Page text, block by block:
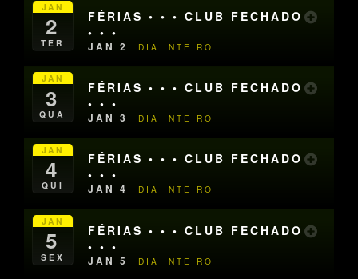
JAN
2
TER
FÉRIAS • • • CLUB FECHADO
• • •
JAN 2 DIA INTEIRO
JAN
3
QUA
FÉRIAS • • • CLUB FECHADO
• • •
JAN 3 DIA INTEIRO
JAN
4
QUI
FÉRIAS • • • CLUB FECHADO
• • •
JAN 4 DIA INTEIRO
JAN
5
SEX
FÉRIAS • • • CLUB FECHADO
• • •
JAN 5 DIA INTEIRO